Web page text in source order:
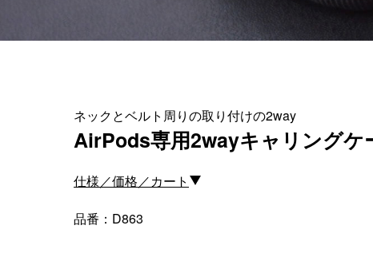
iPhone16 Pro Max／iPhone15 Pro
iPhone15
Galaxy
Other
ネックとベルト周りの取り付けの2way
AirPods専用2wayキャリングケ
仕様／価格／カート
品番：D863